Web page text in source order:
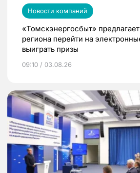
Новости компаний
«Томскэнергосбыт»
региона перейти на
выиграть призы
09:10 / 03.08.26